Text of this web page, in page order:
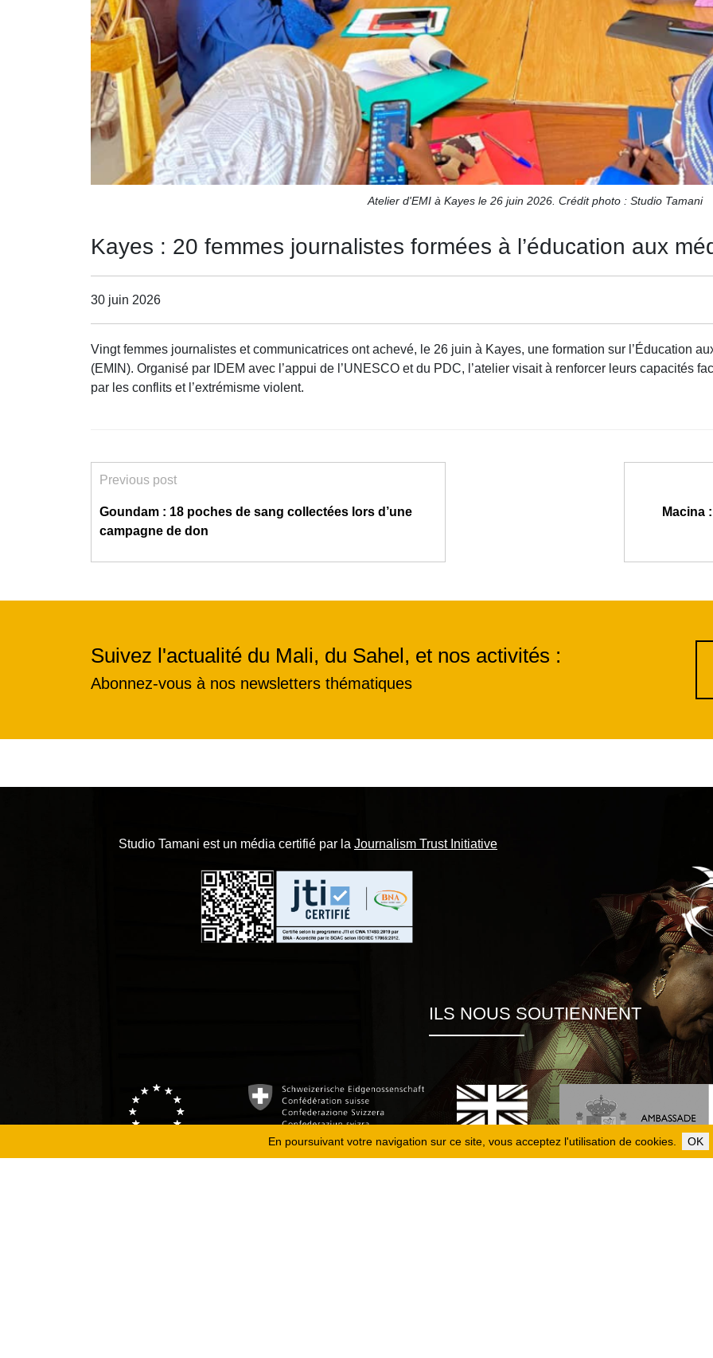
En poursuivant votre navigation sur ce site, vous acceptez l'utilisation de cookies. OK
Atelier d'EMI à Kayes le 26 juin 2026. Crédit photo : Studio Tamani
Kayes : 20 femmes journalistes formées à l’éducation aux
30 juin 2026
Vingt femmes journalistes et communicatrices ont achevé, le 26 juin à Kayes, une formation sur l’Éducation
(EMIN). Organisé par IDEM avec l’appui de l’UNESCO et du PDC, l’atelier visait à renforcer leurs capacités
par les conflits et l’extrémisme violent.
Previous post
Goundam : 18 poches de sang collectées lors d’une
campagne de don
Macina
Suivez l'actualité du Mali, du Sahel, et nos activités :
Abonnez-vous à nos newsletters thématiques
Studio Tamani est un média certifié par la Journalism Trust Initiative
ILS NOUS SOUTIENNENT